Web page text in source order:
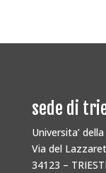
sede di
Universita’
Via del
34123 –